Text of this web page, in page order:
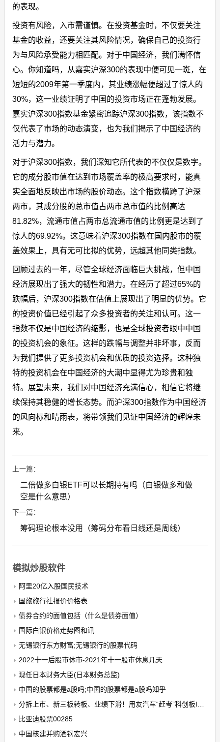
的表现。
投资有风险，入市需谨慎。在投资基金时，不仅要关注
基金的收益，还要关注其风险情况，确保自己的投资行
为与风险承受能力相匹配。对于中国经济，我们满怀信
心。你知道吗，从嘉实沪深300的表现中便可见一斑，在
短短的2009年第一季度内，其业绩涨幅便超过了惊人的
30%，这一业绩证明了中国的投资市场正在蓬勃发展。
嘉实沪深300指数基金紧密追踪沪深300指数，该指数不
仅代表了市场的动态演变，也为我们揭示了中国经济的
活力与潜力。
对于沪深300指数，我们深知它所代表的不仅仅是数字。
它的成分股市值在达到市场覆盖率的极高要求时，能真
实全面地反映出市场的股价动态。这个指数横跨了沪深
两市，其成分股的总市值占两市总市值的比例高达
81.82%，流通市值占两市总流通市值的比例更是达到了
惊人的69.92%。这意味着沪深300指数在国内股市的覆
盖效果上，具有无可比拟的优势，远超其他同类指数。
回顾过去的一年，尽管全球经济面临巨大挑战，但中国
经济展现出了强大的韧性和潜力。在经历了超过65%的
跌幅后，沪深300指数在估值上展现出了明显的优势。它
的投资价值已经引起了众多投资者的关注和认可。这一
指数不仅是中国经济的缩影，也是全球投资者眼中中国
的投资机会的象征。这样的跌幅与调整并非坏事，反而
为我们提供了更多投资机会和优质的投资选择。这种独
特的投资机会在中国经济的大潮中显得尤为珍贵和独
特。展望未来，我们对中国经济充满信心，相信它将继
续保持其稳健的增长态势。而沪深300指数作为中国经济
的风向标和晴雨表，将带领我们见证中国经济的辉煌未
来。
上一篇：
二倍做多白银ETF可以长期持有吗（白银做多和做
空是什么意思）
下一篇：
筹码理论根本没用（筹码分布看日线还是周线）
模拟炒股软件
阿里20亿入股国民技术
国旅旅行社报价价格表
债券合约的面值包括（什么是债券面值）
国际白银价格走势图和讯
无锡银行东方财富;无锡银行的股票代码
2022十一后股市休市-2021年十一股市休息几天
现任日本财务大臣(日本财务总监)
中国的股票都是a股吗;中国的股票都是a股吗知乎
分拆上市、新三板转板、业绩下滑！用友汽车“赶考”科创板IPO颇
比亚迪股票00285
中国核建并购酒钢宏兴